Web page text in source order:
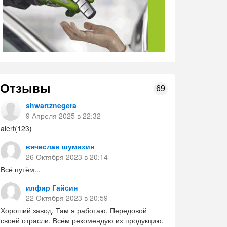
Отзывы 69
shwartznegera
9 Апреля 2025 в 22:32
alert(123)
вячеслав шумихин
26 Октября 2023 в 20:14
Всё путём...
илфир Гайсин
22 Октября 2023 в 20:59
Хороший завод. Там я работаю. Передовой
своей отрасли. Всём рекомендую их продукцию.